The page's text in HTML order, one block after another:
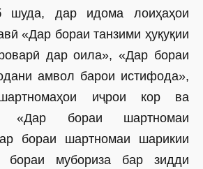
шуда, дар идома лоиҳаҳои
«Дар бораи танзими ҳуқуқии
дар оила», «Дар бораи
амвол барои истифода»,
иҷрои кор ва
«Дар бораи шартномаи
бораи шартномаи шарикии
мубориза бар зидди